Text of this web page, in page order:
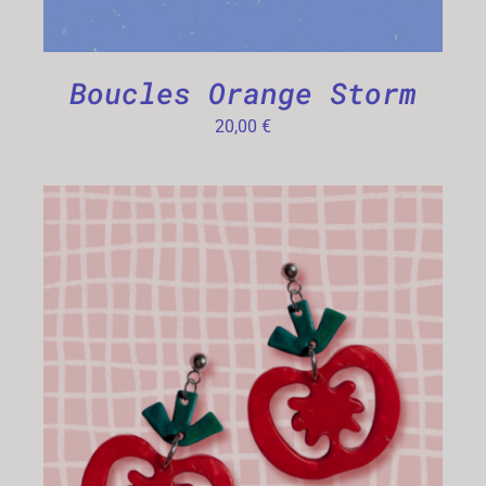
Boucles Orange Storm
20,00 €
CHOIX DES OPTIONS
DÉTAILS